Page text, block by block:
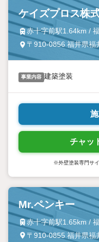
ケイズプロス株
赤十字前駅1.64km /
〒910-0856 福井県福
事業内容 建築塗装
チャッ
※外壁塗装専門サイ
Mr.ペンキー
赤十字前駅1.65km /
〒910-0855 福井県福